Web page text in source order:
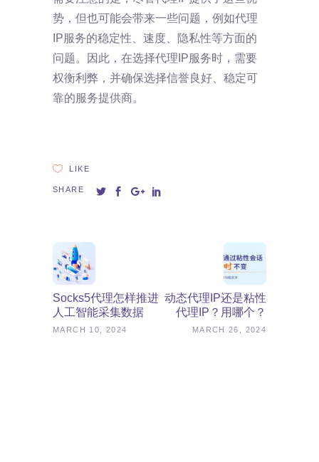
势，但也可能会带来一些问题，例如代理
IP服务的稳定性、速度、隐私性等方面的
问题。因此，在选择代理IP服务时，需要
权衡利弊，并确保选择信誉良好、稳定可
靠的服务提供商。
LIKE
SHARE
Socks5代理怎样推进
人工智能采集数据
MARCH 10, 2024
动态代理IP还是粘性
代理IP？用哪个？
MARCH 26, 2024